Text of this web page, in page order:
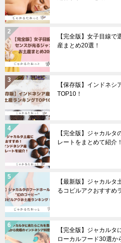
【完全版】女子目線
産まとめ20選！
【保存版】インドネ
TOP10！
【完全版】ジャカル
レートをまとめて紹介！
【最新版】ジャカルタ
るコピルアクおすすめ
【完全版】ジャカル
ローカルフード30選か